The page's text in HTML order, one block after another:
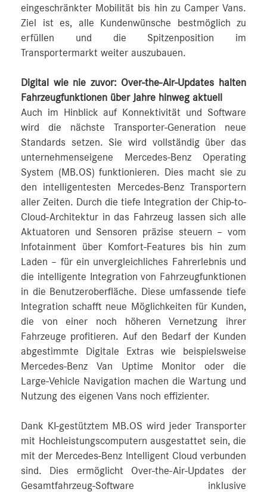
eingeschränkter Mobilität bis hin zu Camper Vans.
Ziel ist es, alle Kundenwünsche bestmöglich zu
erfüllen und die Spitzenposition im
Transportermarkt weiter auszubauen.
Digital wie nie zuvor: Over-the-Air-Updates halten
Fahrzeugfunktionen über Jahre hinweg aktuell
Auch im Hinblick auf Konnektivität und Software
wird die nächste Transporter-Generation neue
Standards setzen. Sie wird vollständig über das
unternehmenseigene Mercedes‑Benz Operating
System (MB.OS) funktionieren. Dies macht sie zu
den intelligentesten Mercedes‑Benz Transportern
aller Zeiten. Durch die tiefe Integration der Chip-to-
Cloud-Architektur in das Fahrzeug lassen sich alle
Aktuatoren und Sensoren präzise steuern – vom
Infotainment über Komfort-Features bis hin zum
Laden – für ein unvergleichliches Fahrerlebnis und
die intelligente Integration von Fahrzeugfunktionen
in die Benutzeroberfläche. Diese umfassende tiefe
Integration schafft neue Möglichkeiten für Kunden,
die von einer noch höheren Vernetzung ihrer
Fahrzeuge profitieren. Auf den Bedarf der Kunden
abgestimmte Digitale Extras wie beispielsweise
Mercedes‑Benz Van Uptime Monitor oder die
Large-Vehicle Navigation machen die Wartung und
Nutzung des eigenen Vans noch effizienter.
Dank KI-gestütztem MB.OS wird jeder Transporter
mit Hochleistungscomputern ausgestattet sein, die
mit der Mercedes‑Benz Intelligent Cloud verbunden
sind. Dies ermöglicht Over-the-Air-Updates der
Gesamtfahrzeug-Software inklusive